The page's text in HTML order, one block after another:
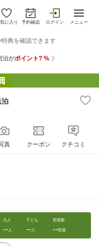
に入り 予約確認 ログイン メニュー
泊
真 クーポン クチコミ
大人
--人
子ども
--人
部屋数
--部屋